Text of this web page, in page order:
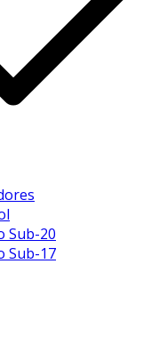
Sub-20
Sub-17